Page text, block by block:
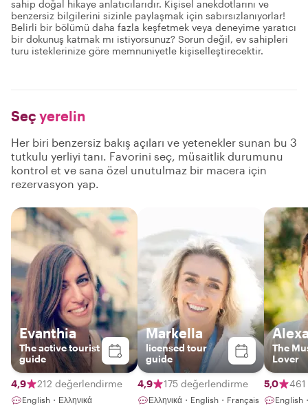
sahip doğal hikaye anlatıcılarıdır. Kişisel anekdotlarını ve
benzersiz bilgilerini sizinle paylaşmak için sabırsızlanıyorlar!
Belirli bir bölümü daha fazla keşfetmek veya deneyime yaratıcı
bir dokunuş katmak mı istiyorsunuz? Sorun değil, ev sahipleri
turu isteklerinize göre memnuniyetle kişiselleştirecektir.
Seç yerelin
Her biri benzersiz bakış açıları ve yetenekler sunan bu 3
tutkulu yerliyi tanı. Favorini seç, müsaitlik durumunu
kontrol et ve sana özel unutulmaz bir macera için
rezervasyon yap.
Evanthia
The active tourist
guide
4,9 212 değerlendirme
English・Ελληνικά
Markella
licensed tour
guide
4,9 175 değerlendirme
Ελληνικά・English・Français
The
Lover
5,0
English